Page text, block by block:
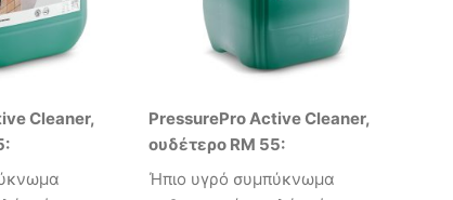
Cleaner,
PressurePro Active Cleaner,
ουδέτερο RM 55:
Ήπιο υγρό συμπύκνωμα